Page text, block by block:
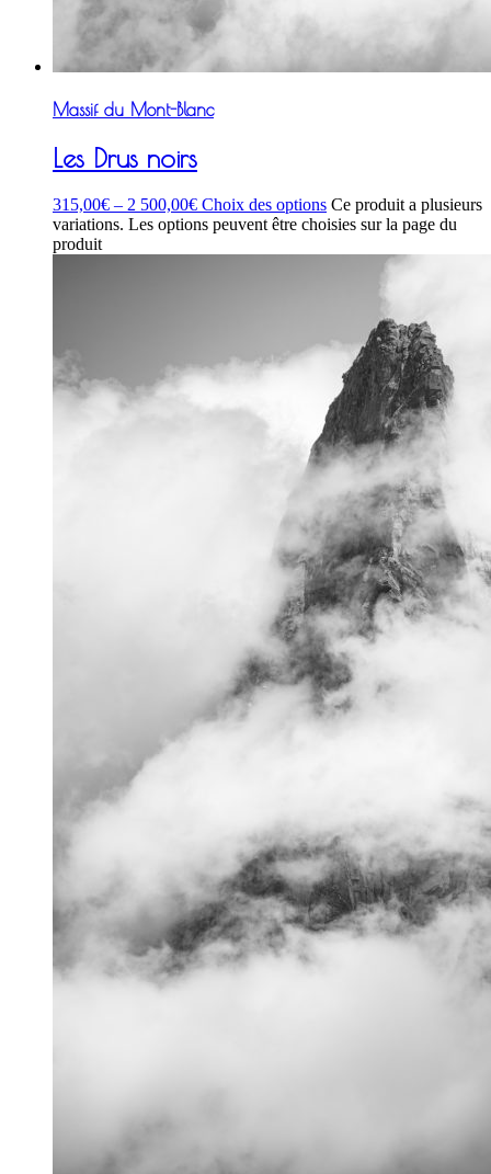
Massif du Mont-Blanc
Les Drus noirs
315,00€ – 2 500,00€ Choix des options Ce produit a plusieurs
variations. Les options peuvent être choisies sur la page du
produit